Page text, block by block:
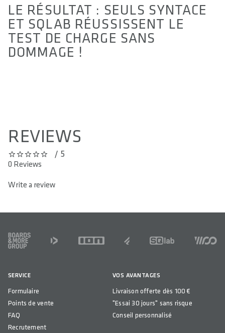
LE RÉSULTAT : SEULS SYNTACE
ET SQLAB RÉUSSISSENT LE
TEST DE CHARGE SANS
DOMMAGE !
REVIEWS
0 out of 5 stars/ 5
0 Reviews
Write a review
FOOTER
SERVICE
Formulaire
Points de vente
FAQ
Recrutement
VOS AVANTAGES
Livraison offerte dès 100 €
"Essai 30 jours" sans risque
Conseil personnalisé